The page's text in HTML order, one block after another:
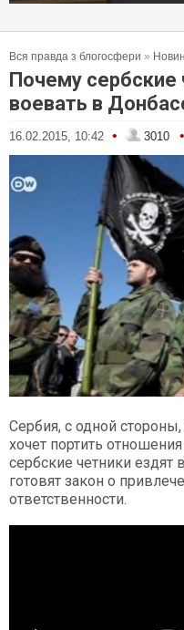
Вся правда з блогосфери »
Почему сербские
воевать в
16.02.2015, 10:42 • 3010 •
Сербия, с одной
хочет портить
сербские четники ездят
готовят закон о
ответственности.